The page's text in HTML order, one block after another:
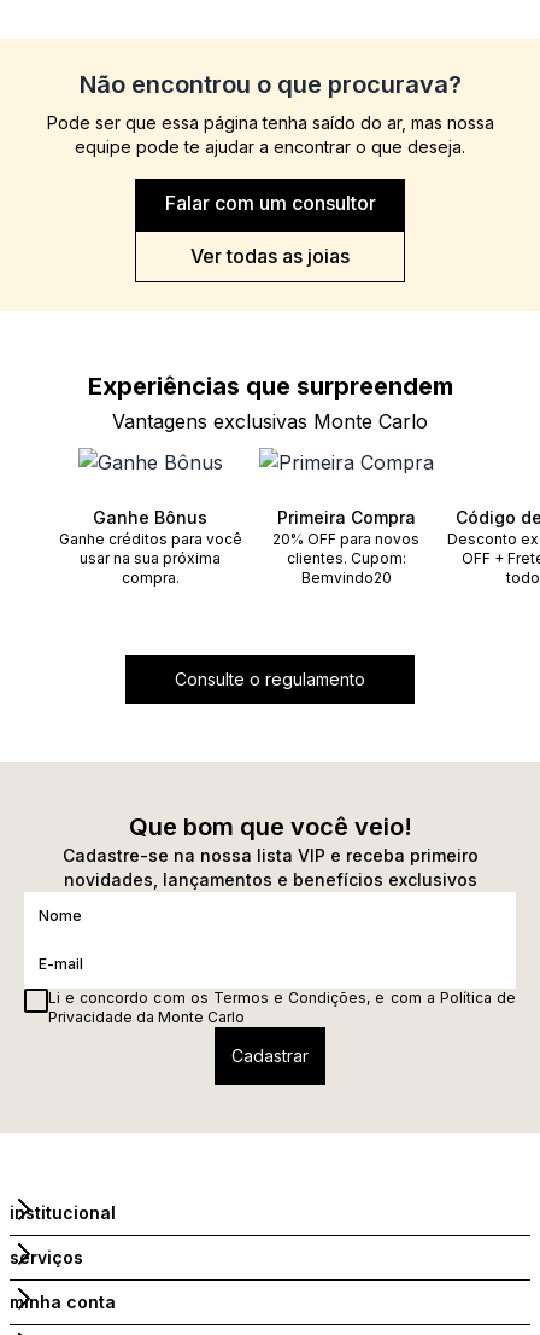
Não encontrou o que procurava?
Pode ser que essa página tenha saído do ar, mas nossa
equipe pode te ajudar a encontrar o que deseja.
Falar com um consultor
Ver todas as joias
Experiências que surpreendem
Vantagens exclusivas Monte Carlo
Ganhe Bônus
Ganhe créditos para você
usar na sua próxima
compra.
Primeira Compra
20% OFF para novos
clientes. Cupom:
Bemvindo20
Código
Desconto
OFF +
Consulte o regulamento
Que bom que você veio!
Cadastre-se na nossa lista VIP e receba primeiro
novidades, lançamentos e benefícios exclusivos
Li e concordo com os Termos e Condições, e com a Política de
Privacidade da Monte Carlo
institucional
serviços
minha conta